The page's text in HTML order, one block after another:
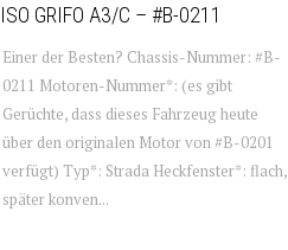
ISO GRIFO A3/C – #B-0211
Einer der Besten? Chassis-Nummer: #B-
0211 Motoren-Nummer*: (es gibt
Gerüchte, dass dieses Fahrzeug heute
über den originalen Motor von #B-0201
verfügt) Typ*: Strada Heckfenster*: flach,
später konven...